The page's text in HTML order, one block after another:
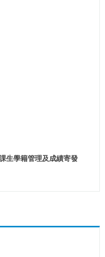
生學籍管理及成績寄發